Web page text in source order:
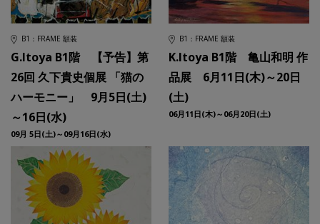
B1：FRAME 額装
G.Itoya B1階 【予告】第
26回 久下貴史個展 「猫の
ハーモニー」 9月5日(土)
～16日(水)
09月 5日(土)～09月16日(水)
B1：FRAME 額装
K.Itoya B1階 亀山和明 作
品展 6月11日(木)～20日
(土)
06月11日(木)～06月20日(土)